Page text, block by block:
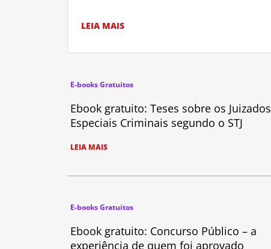
LEIA MAIS
E-books Gratuitos
Ebook gratuito: Teses sobre os Juizados
Especiais Criminais segundo o STJ
LEIA MAIS
E-books Gratuitos
Ebook gratuito: Concurso Público – a
experiência de quem foi aprovado